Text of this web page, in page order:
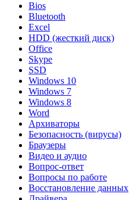
Bios
Bluetooth
Excel
HDD (жесткий диск)
Office
Skype
SSD
Windows 10
Windows 7
Windows 8
Word
Архиваторы
Безопасность (вирусы)
Браузеры
Видео и аудио
Вопрос-ответ
Вопросы по работе
Восстановление данных